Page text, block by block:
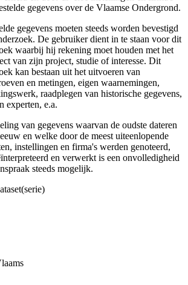
gegevens over de Vlaamse Ondergrond.
gegevens moeten steeds worden bevestigd
De gebruiker dient in te staan voor dit
waarbij hij rekening moet houden met het
van zijn project, studie of interesse. Dit
kan bestaan uit het uitvoeren van
en metingen, eigen waarnemingen,
raadplegen van historische gegevens,
experten, e.a.
van gegevens waarvan de oudste dateren
en welke door de meest uiteenlopende
instellingen en firma's werden genoteerd,
en verwerkt is een onvolledigheid
steeds mogelijk.